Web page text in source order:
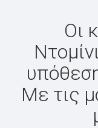
Οι
Με τις